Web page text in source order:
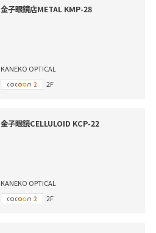
金子眼鏡店METAL KMP-28
KANEKO OPTICAL
2F
金子眼鏡CELLULOID KCP-22
KANEKO OPTICAL
2F